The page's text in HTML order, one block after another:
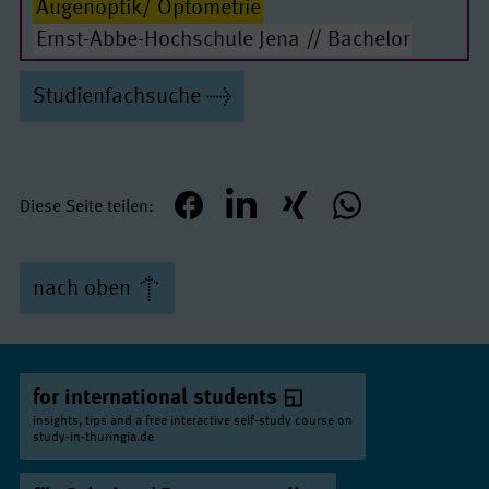
und Umwelt
Bachelor
Augenoptik/ Optometrie
Ernst-Abbe-Hochschule Jena // Bachelor
Fachhochschule Erfurt // Bachelor
Bauhaus-Universität Weimar // Bachelor
Biomedizinische Technik
Biotechnische Chemie
Biotechnologie
Ernst-Abbe-Hochschule Jena // Bachelor
E-Commerce
Ernst-Abbe-Hochschule Jena // Bachelor
Studienfachsuche
Diese Seite teilen teilen mitteilenteilen teilen
nach oben
for international students
insights, tips and a free interactive self-study course on
study-in-thuringia.de